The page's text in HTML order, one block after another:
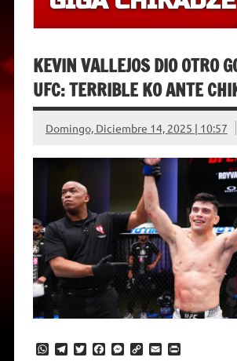
KEVIN VALLEJOS DIO OTRO
UFC: TERRIBLE KO ANTE
Domingo, Diciembre 14, 2025 | 10:57
W T
T
F
M C
E
P